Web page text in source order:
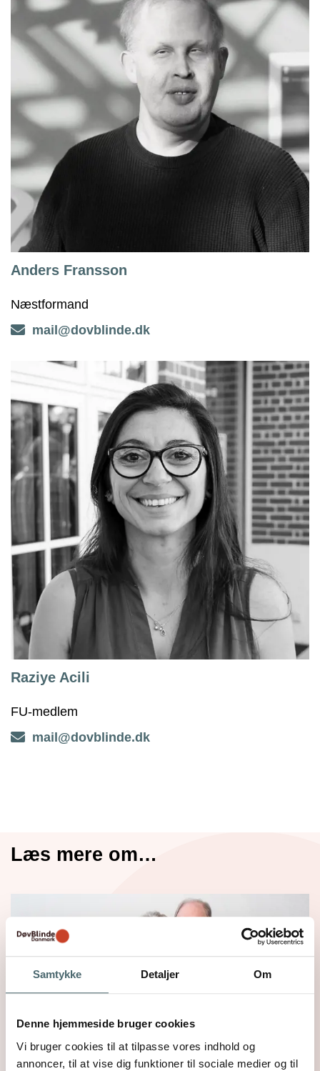
Samtykke Detaljer Om
Denne hjemmeside bruger cookies
Vi bruger cookies til at tilpasse vores indhold og
annoncer, til at vise dig funktioner til sociale medier og til
Anders Fransson
Næstformand
mail@dovblinde.dk
Raziye Acili
FU-medlem
mail@dovblinde.dk
Læs mere om…